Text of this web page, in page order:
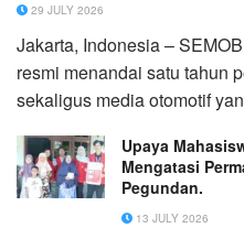
29 JULY 2026
Jakarta, Indonesia –
resmi menandai satu tahun
sekaligus media otomotif
Upaya
Mengatasi
Pegundan.
13 JULY 2026